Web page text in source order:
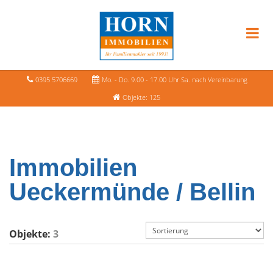
0395 5706669
Mo. - Do. 9.00 - 17.00 Uhr Sa. nach Vereinbarung
Objekte: 125
Immobilien
Ueckermünde / Bellin
Objekte: 3